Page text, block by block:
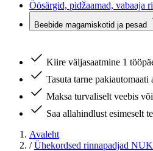
Öösärgid, pidžaamad, vabaaja
Beebide magamiskotid ja pesad
Kiire väljasaatmine 1
Tasuta tarne pakiautomaati
Maksa turvaliselt veebis
Saa allahindlust esimeselt
Avaleht
/ Ühekordsed rinnapadjad